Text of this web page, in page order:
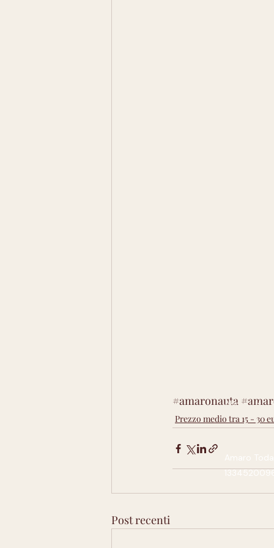
#amaronauta
Prezzo medio tra 15 - 30
Post recenti
About Us
Amaro